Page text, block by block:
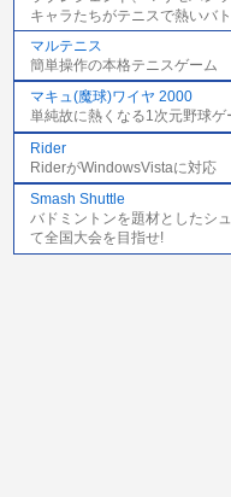
キャラたちがテニスで熱いバ
マルテニス
簡単操作の本格テニスゲーム
マキュ(魔球)ワイヤ 2000
単純故に熱くなる1次元野球
Rider
RiderがWindowsVistaに対応
Smash Shuttle
バドミントンを題材としたシ
て全国大会を目指せ!